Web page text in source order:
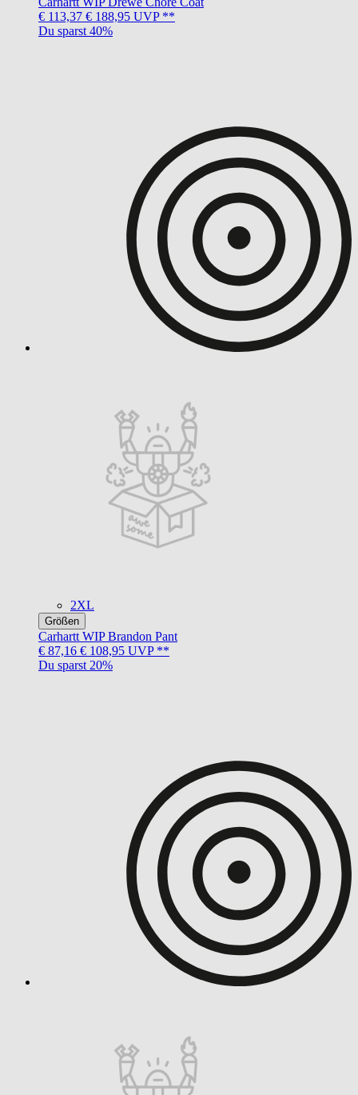
€ 113,37 € 188,95 UVP **
Du sparst 40%
2XL
Größen
Carhartt WIP Brandon Pant
€ 87,16 € 108,95 UVP **
Du sparst 20%